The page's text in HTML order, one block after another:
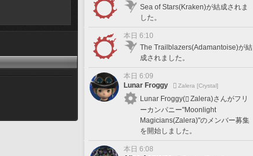
Sea of Stars(Kraken)が結成されま
した。
本日 6:10
The Trailblazers(Adamantoise)が結
成されました。
本日 6:09
Lunar Froggy
Zalera [Crystal]
Lunar Froggy(
Zalera)さんがフリ
ーカンパニー"Moonlight
Magicians(Zalera)"のメンバー募集
を開始しました。
本日 6:08